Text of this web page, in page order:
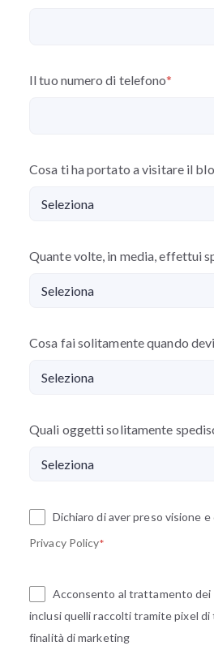
Il tuo numero di telefono*
Cosa ti ha portato a visitare il
Quante volte, in media, effettui
Cosa fai solitamente quando
Quali oggetti solitamente
Dichiaro di aver preso visione
Privacy Policy*
Acconsento al trattamento dei
inclusi quelli raccolti tramite pixel
finalità di marketing